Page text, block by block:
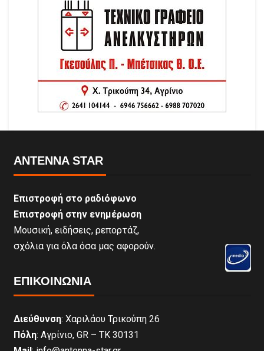
ANTENNA STAR
Επιστροφή στο ραδιόφωνο
Επιστροφή στην ενημέρωση
Μουσική, ειδήσεις, ρεπορτάζ,
σχόλια για όλα όσα μας αφορούν.
ΕΠΙΚΟΙΝΩΝΊΑ
Διεύθυνση: Χαριλάου Τρικούπη 26
Πόλη: Αγρίνιο, GR – ΤΚ 30131